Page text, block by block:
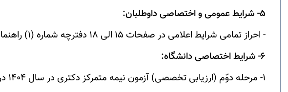
5- شرایط عمومی و اختصاصی داوطلبان:
- احراز تمامی شرایط اعلامی در صفحات 15 الی 18 دفترچه شماره (1) راهنمای ثبت نام و شرکت در آزمون ورودی مقطع دکتری
6- شرایط اختصاصی دانشگاه:
1- مرحله دوّم (ارزیابی تخصصی) آزمون نیمه متمرکز دکتری در سال 1404 در دانشگاه سمنان براساس مصاحبه علمی انجام خواهد شد.